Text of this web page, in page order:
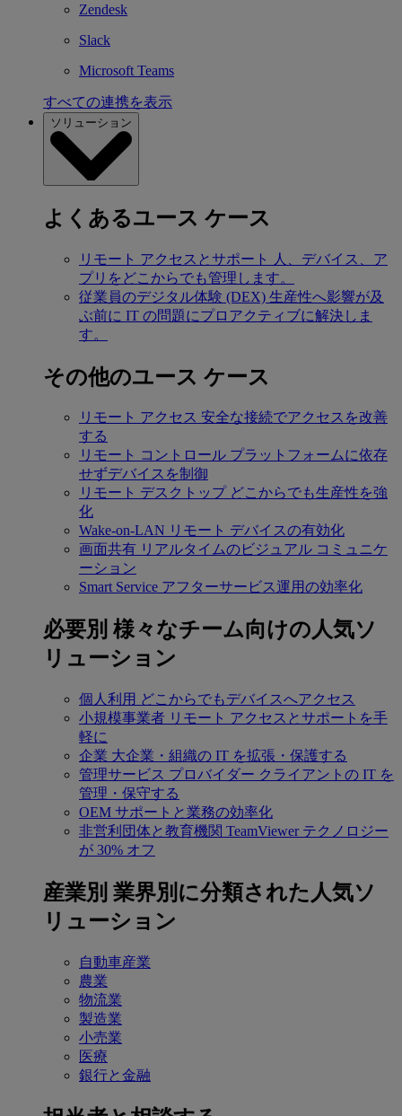
Zendesk
Slack
Microsoft Teams
すべての連携を表示
ソリューション
よくあるユース ケース
リモート アクセスとサポート
人、デバイス、ア
プリをどこからでも管理します。
従業員のデジタル体験 (DEX) 生産性へ影響が及
ぶ前に IT の問題にプロアクティブに解決しま
す。
その他のユース ケース
リモート アクセス 安全な接続でアクセスを改善
する
リモート コントロール プラットフォームに依存
せずデバイスを制御
リモート デスクトップ どこからでも生産性を強
化
Wake-on-LAN リモート デバイスの有効化
画面共有 リアルタイムのビジュアル コミュニケ
ーション
Smart Service アフターサービス運用の効率化
必要別 様々なチーム向けの人気ソ
リューション
個人利用 どこからでもデバイスへアクセス
小規模事業者 リモート アクセスとサポートを手
軽に
企業 大企業・組織の IT を拡張・保護する
管理サービス プロバイダー クライアントの IT を
管理・保守する
OEM サポートと業務の効率化
非営利団体と教育機関 TeamViewer テクノロジー
が 30% オフ
産業別 業界別に分類された人気ソ
リューション
自動車産業
農業
物流業
製造業
小売業
医療
銀行と金融